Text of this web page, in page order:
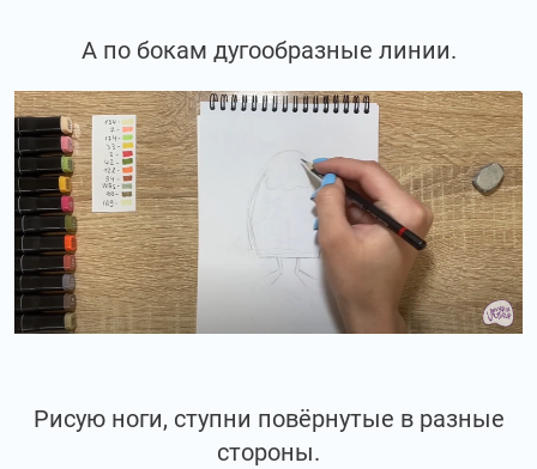
А по бокам дугообразные линии.
Рисую ноги, ступни повёрнутые в разные
стороны.